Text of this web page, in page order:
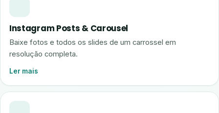
Instagram Posts & Carousel
Baixe fotos e todos os slides de um carrossel em
resolução completa.
Ler mais